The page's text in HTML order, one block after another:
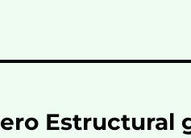
Estructural